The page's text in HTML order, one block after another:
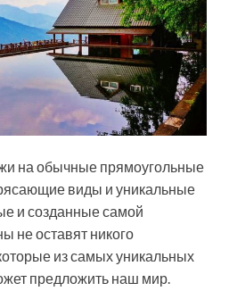
на обычные прямоугольные
виды и уникальные
и созданные самой
не оставят никого
из самых уникальных
предложить наш мир.